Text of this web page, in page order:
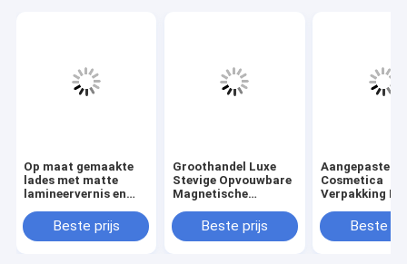
Op maat gemaakte
lades met matte
lamineervernis en
cosmetische
verpakkingen
Beste prijs
Groothandel Luxe
Stevige Opvouwbare
Magnetische
Maat met 3-7 Dagen
Sample Tijd en
Beste prijs
Aangepaste
Cosmetica
Verpakking
Afmetingen
Dagen
Beste